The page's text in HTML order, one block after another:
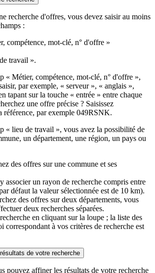
recherche d'offres, vous devez saisir au moins
:
compétence, mot-clé, n° d'offre »
travail ».
« Métier, compétence, mot-clé, n° d'offre »,
par exemple, « serveur », « anglais »,
tapant sur la touche « entrée » entre chaque
une offre précise ? Saisissez
référence, par exemple 049RSNK.
« lieu de travail », vous avez la possibilité de
un département, une région, un pays ou
des offres sur une commune et ses
associer un rayon de recherche compris entre
défaut la valeur sélectionnée est de 10 km).
des offres sur deux départements, vous
deux recherches séparées.
en cliquant sur la loupe ; la liste des
correspondant à vos critères de recherche est
de votre recherche
pouvez affiner les résultats de votre recherche